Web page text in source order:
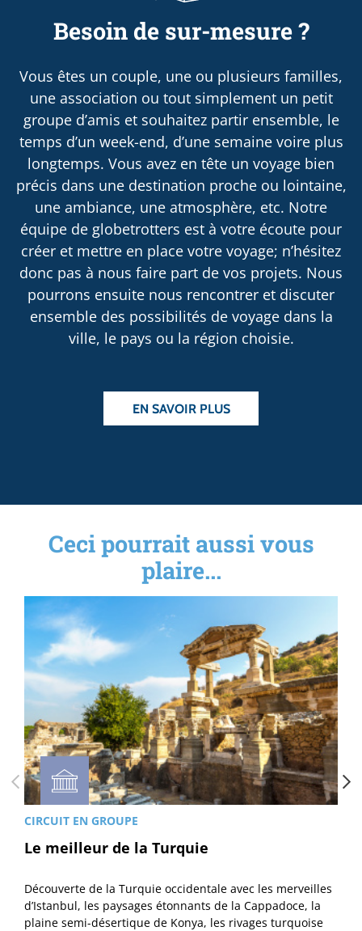
Besoin de sur-mesure ?
Vous êtes un couple, une ou plusieurs familles,
une association ou tout simplement un petit
groupe d’amis et souhaitez partir ensemble, le
temps d’un week-end, d’une semaine voire plus
longtemps. Vous avez en tête un voyage bien
précis dans une destination proche ou lointaine,
une ambiance, une atmosphère, etc. Notre
équipe de globetrotters est à votre écoute pour
créer et mettre en place votre voyage; n’hésitez
donc pas à nous faire part de vos projets. Nous
pourrons ensuite nous rencontrer et discuter
ensemble des possibilités de voyage dans la
ville, le pays ou la région choisie.
EN SAVOIR PLUS
Ceci pourrait aussi vous
plaire...
CIRCUIT EN GROUPE
Le meilleur de la Turquie
Découverte de la Turquie occidentale avec les merveilles
d’Istanbul, les paysages étonnants de la Cappadoce, la
plaine semi-désertique de Konya, les rivages turquoise